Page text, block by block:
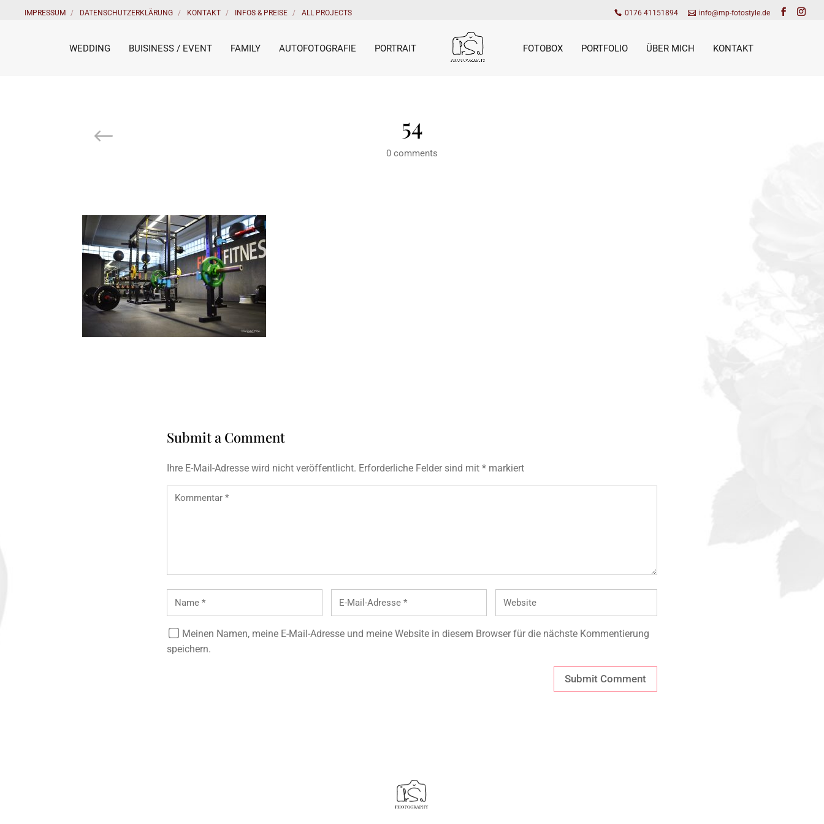
0176 41151894 info@mp-fotostyle.de
IMPRESSUM DATENSCHUTZERKLÄRUNG KONTAKT INFOS & PREISE ALL PROJECTS
WEDDING BUISINESS / EVENT FAMILY AUTOFOTOGRAFIE PORTRAIT FOTOBOX PORTFOLIO ÜBER MICH KONTAKT
54
0 comments
Submit a Comment
Ihre E-Mail-Adresse wird nicht veröffentlicht. Erforderliche Felder sind mit * markiert
Meinen Namen, meine E-Mail-Adresse und meine Website in diesem Browser für die nächste Kommentierung
speichern.